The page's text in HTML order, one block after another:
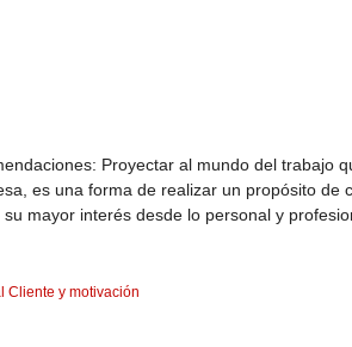
Proyectar al mundo del trabajo
es una forma de realizar un propósito de
mayor interés desde lo personal y
Cliente y motivación